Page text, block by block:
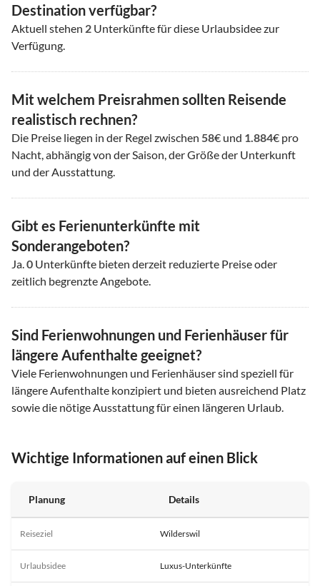
Destination verfügbar?
Aktuell stehen 2 Unterkünfte für diese Urlaubsidee zur
Verfügung.
Mit welchem Preisrahmen sollten Reisende
realistisch rechnen?
Die Preise liegen in der Regel zwischen 58€ und 1.884€ pro
Nacht, abhängig von der Saison, der Größe der Unterkunft
und der Ausstattung.
Gibt es Ferienunterkünfte mit
Sonderangeboten?
Ja.0 Unterkünfte bieten derzeit reduzierte Preise oder
zeitlich begrenzte Angebote.
Sind Ferienwohnungen und Ferienhäuser für
längere Aufenthalte geeignet?
Viele Ferienwohnungen und Ferienhäuser sind speziell für
längere Aufenthalte konzipiert und bieten ausreichend Platz
sowie die nötige Ausstattung für einen längeren Urlaub.
Wichtige Informationen auf einen Blick
Planung Details
Reiseziel Wilderswil
Urlaubsidee Luxus-Unterkünfte